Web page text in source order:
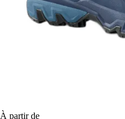
À partir de